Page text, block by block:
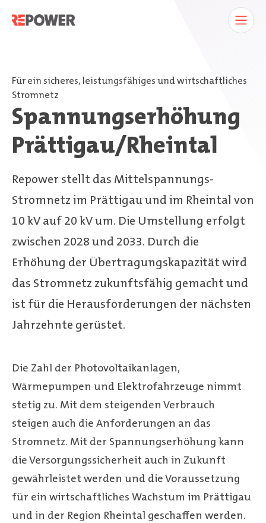
Für ein sicheres, leistungsfähiges und wirtschaftliches
Stromnetz
Spannungserhöhung
Prättigau/Rheintal
Repower stellt das Mittelspannungs-
Stromnetz im Prättigau und im Rheintal von
10 kV auf 20 kV um. Die Umstellung erfolgt
zwischen 2028 und 2033. Durch die
Erhöhung der Übertragungskapazität wird
das Stromnetz zukunftsfähig gemacht und
ist für die Herausforderungen der nächsten
Jahrzehnte gerüstet.
Die Zahl der Photovoltaikanlagen,
Wärmepumpen und Elektrofahrzeuge nimmt
stetig zu. Mit dem steigenden Verbrauch
steigen auch die Anforderungen an das
Stromnetz. Mit der Spannungserhöhung kann
die Versorgungssicherheit auch in Zukunft
gewährleistet werden und die Voraussetzung
für ein wirtschaftliches Wachstum im Prättigau
und in der Region Rheintal geschaffen werden.